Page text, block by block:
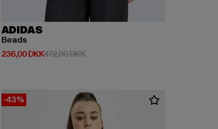
ADIDAS
Beads
236,00 DKK
Nuværende pris: 236,00 DKK
472,00 DKKKampagnepris: 472,00 DKK
-43%